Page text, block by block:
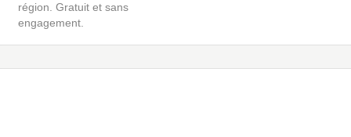
région. Gratuit et sans
engagement.